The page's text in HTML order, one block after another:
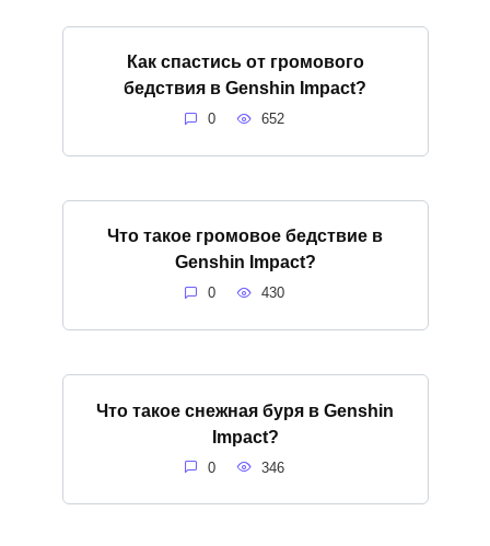
Как спастись от громового
бедствия в Genshin Impact?
0 652
Что такое громовое бедствие в
Genshin Impact?
0 430
Что такое снежная буря в Genshin
Impact?
0 346